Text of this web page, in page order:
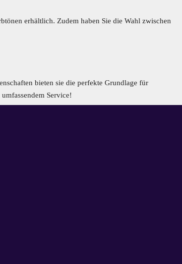
erhältlich. Zudem haben Sie die Wahl zwischen
bieten sie die perfekte Grundlage für
Service!